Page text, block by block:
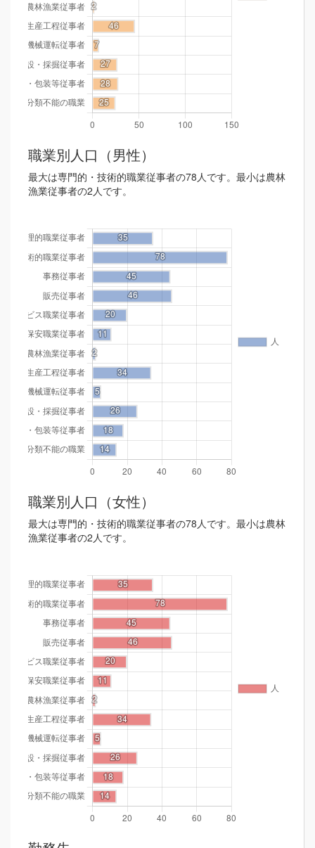
職業別人口（男性）
最大は専門的・技術的職業従事者の78人です。最小は農林
漁業従事者の2人です。
職業別人口（女性）
最大は専門的・技術的職業従事者の78人です。最小は農林
漁業従事者の2人です。